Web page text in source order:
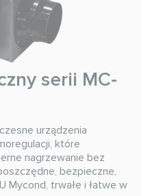
serii MC-
urządzenia
które
nagrzewanie bez
bezpieczne,
Mycond, trwałe i łatwe w